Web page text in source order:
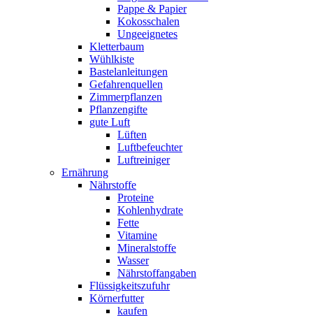
Pappe & Papier
Kokosschalen
Ungeeignetes
Kletterbaum
Wühlkiste
Bastelanleitungen
Gefahrenquellen
Zimmerpflanzen
Pflanzengifte
gute Luft
Lüften
Luftbefeuchter
Luftreiniger
Ernährung
Nährstoffe
Proteine
Kohlenhydrate
Fette
Vitamine
Mineralstoffe
Wasser
Nährstoffangaben
Flüssigkeitszufuhr
Körnerfutter
kaufen